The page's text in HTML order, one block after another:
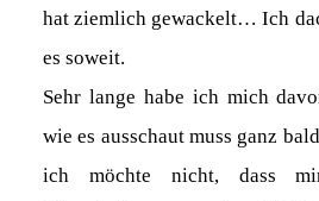
hat ziemlich gewackelt… Ich
es soweit.
Sehr lange habe ich mich
wie es ausschaut muss ganz
ich möchte nicht, dass